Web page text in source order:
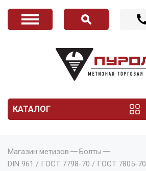
КАТАЛОГ
Магазин метизов
Болты
DIN 961 / ГОСТ 7798-70 / ГОСТ 7805-70